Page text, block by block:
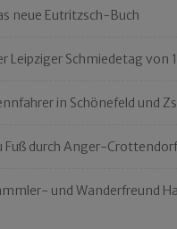
neue Eutritzsch-Buch
Leipziger Schmiedetag von
in Schönefeld und
Fuß durch Anger-Crottendorf
und Wanderfreund